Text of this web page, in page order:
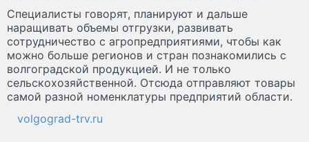
Специалисты говорят, планируют и дальше
наращивать объемы отгрузки, развивать
сотрудничество с агропредприятиями, чтобы как
можно больше регионов и стран познакомились с
волгоградской продукцией. И не только
сельскохозяйственной. Отсюда отправляют товары
самой разной номенклатуры предприятий области.
volgograd-trv.ru